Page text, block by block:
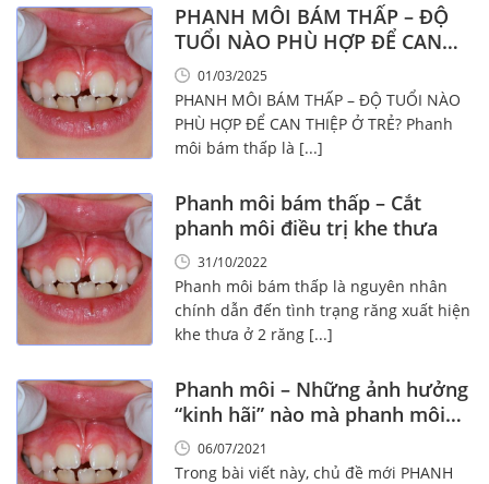
PHANH MÔI BÁM THẤP – ĐỘ
TUỔI NÀO PHÙ HỢP ĐỂ CAN
THIỆP Ở TRẺ?
01/03/2025
PHANH MÔI BÁM THẤP – ĐỘ TUỔI NÀO
PHÙ HỢP ĐỂ CAN THIỆP Ở TRẺ? Phanh
môi bám thấp là [...]
Phanh môi bám thấp – Cắt
phanh môi điều trị khe thưa
31/10/2022
Phanh môi bám thấp là nguyên nhân
chính dẫn đến tình trạng răng xuất hiện
khe thưa ở 2 răng [...]
Phanh môi – Những ảnh hưởng
“kinh hãi” nào mà phanh môi
mang lại?
06/07/2021
Trong bài viết này, chủ đề mới PHANH